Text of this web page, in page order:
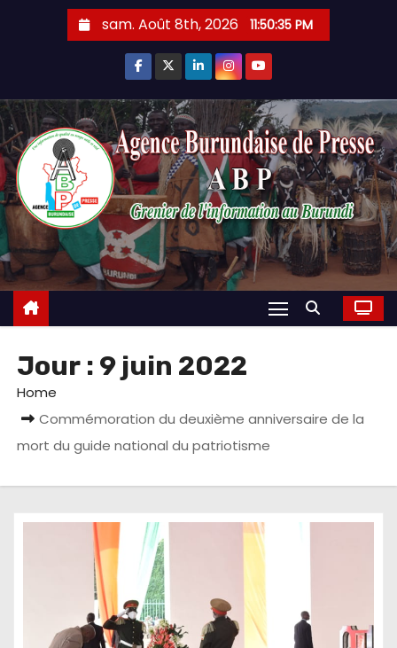
sam. Août 8th, 2026 11:50:36 PM
Jour : 9 juin 2022
Home
Commémoration du deuxième anniversaire de la
mort du guide national du patriotisme